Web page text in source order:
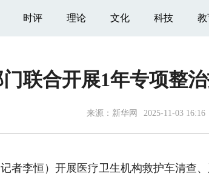
时评 理论 文化 科技 教
门联合开展1年专项整
来源： 新华网 2025-11-03 16:16
李恒）开展医疗卫生机构救护车清查、